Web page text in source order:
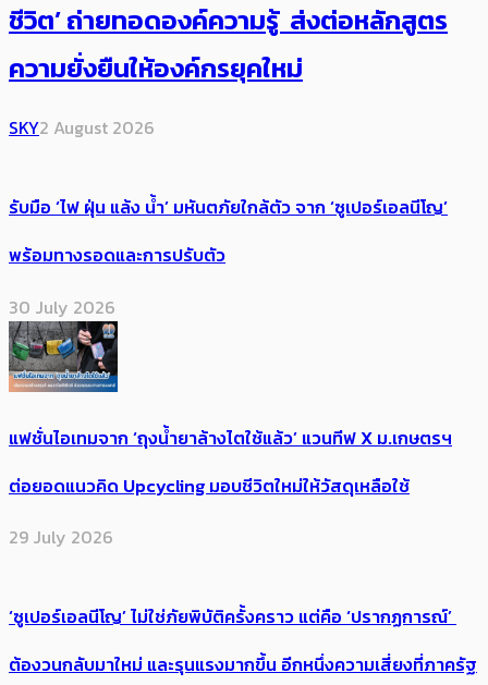
ชีวิต’ ถ่ายทอดองค์ความรู้ ส่งต่อหลักสูตร
ความยั่งยืนให้องค์กรยุคใหม่
SKY2 August 2026
รับมือ ‘ไฟ ฝุ่น แล้ง น้ำ’ มหันตภัยใกล้ตัว จาก ‘ซูเปอร์เอลนีโญ’
พร้อมทางรอดและการปรับตัว
30 July 2026
แฟชั่นไอเทมจาก ‘ถุงน้ำยาล้างไตใช้แล้ว’ แวนทีฟ X ม.เกษตรฯ
ต่อยอดแนวคิด Upcycling มอบชีวิตใหม่ให้วัสดุเหลือใช้
29 July 2026
‘ซูเปอร์เอลนีโญ’ ไม่ใช่ภัยพิบัติครั้งคราว แต่คือ ‘ปรากฏการณ์’ ​
ต้อง​วนกลับมาใหม่ และรุนแรงมากขึ้น อีกหนึ่งความเสี่ยงที่ภาครัฐ